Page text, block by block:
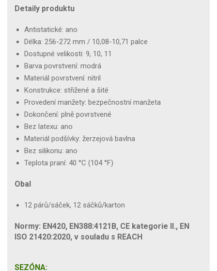
Detaily produktu
Antistatické: ano
Délka: 256-272 mm / 10,08-10,71 palce
Dostupné velikosti: 9, 10, 11
Barva povrstvení: modrá
Materiál povrstvení: nitril
Konstrukce: střižené a šité
Provedení manžety: bezpečnostní manžeta
Dokončení: plně povrstvené
Bez latexu: ano
Materiál podšívky: žerzejová bavlna
Bez silikonu: ano
Teplota praní: 40 °C (104 °F)
Obal
12 párů/sáček, 12 sáčků/karton
Normy: EN420, EN388:4121B, CE kategorie II., EN
ISO 21420:2020, v souladu s REACH
SEZÓNA: